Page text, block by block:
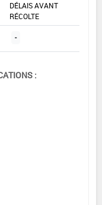
DÉLAIS AVANT
RÉCOLTE
-
: